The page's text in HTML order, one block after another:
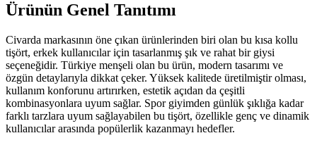
Ürünün Genel Tanıtımı
Civarda markasının öne çıkan ürünlerinden biri olan bu kısa kollu
tişört, erkek kullanıcılar için tasarlanmış şık ve rahat bir giysi
seçeneğidir. Türkiye menşeli olan bu ürün, modern tasarımı ve
özgün detaylarıyla dikkat çeker. Yüksek kalitede üretilmiştir olması,
kullanım konforunu artırırken, estetik açıdan da çeşitli
kombinasyonlara uyum sağlar. Spor giyimden günlük şıklığa kadar
farklı tarzlara uyum sağlayabilen bu tişört, özellikle genç ve dinamik
kullanıcılar arasında popülerlik kazanmayı hedefler.